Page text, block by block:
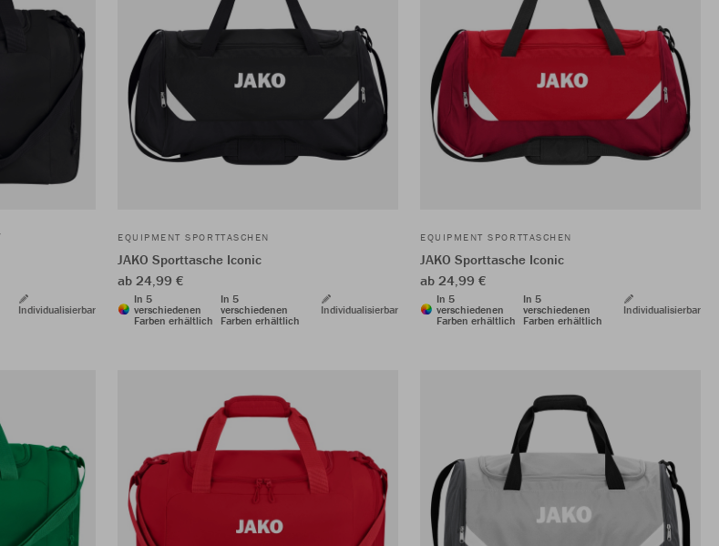
Individualisierbar
EQUIPMENT SPORTTASCHEN
JAKO Sporttasche Iconic
ab 24,99 €
In 5
verschiedenen
Farben erhältlich
In 5
verschiedenen
Farben erhältlich
Individualisierbar
EQUIPMENT SPORTTASCHEN
JAKO Sporttasche Iconic
ab 24,99 €
In 5
verschiedenen
Farben erhältlich
In 5
verschiedenen
Farben erhältlich
Individualisierbar